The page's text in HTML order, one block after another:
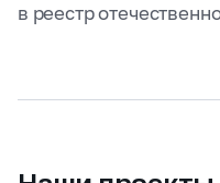
в реестр